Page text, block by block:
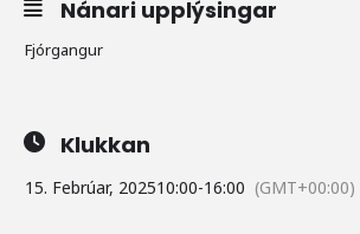
Nánari upplýsingar
Fjórgangur
Klukkan
15. Febrúar, 202510:00-16:00 (GMT+00:00)